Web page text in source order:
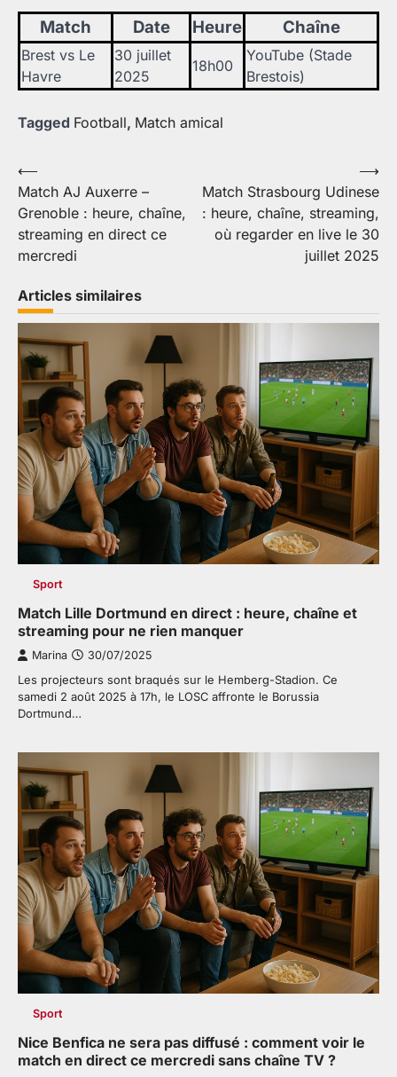
Match Date Heure Chaîne
Brest vs Le
Havre
30 juillet
2025
18h00
YouTube (Stade
Brestois)
Tagged Football, Match amical
Navigation
de
l’article
⟵
Match AJ Auxerre –
Grenoble : heure, chaîne,
streaming en direct ce
mercredi
Match Strasbourg Udinese
: heure, chaîne, streaming,
où regarder en live le 30
juillet 2025
⟶
Articles similaires
Sport
Match Lille Dortmund en direct : heure, chaîne et
streaming pour ne rien manquer
Marina 30/07/2025
Les projecteurs sont braqués sur le Hemberg-Stadion. Ce
samedi 2 août 2025 à 17h, le LOSC affronte le Borussia
Dortmund…
Sport
Nice Benfica ne sera pas diffusé : comment voir le
match en direct ce mercredi sans chaîne TV ?